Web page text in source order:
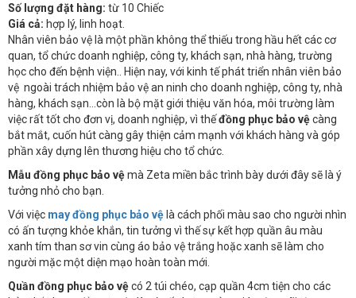
Số lượng đặt hàng: từ 10 Chiếc
Giá cả: hợp lý, linh hoạt.
Nhân viên bảo vệ là một phần không thể thiếu trong hầu hết các cơ
quan, tổ chức doanh nghiệp, công ty, khách sạn, nhà hàng, trường
học cho đến bệnh viện.. Hiện nay, với kinh tế phát triển nhân viên bảo
vệ ngoài trách nhiệm bảo vệ an ninh cho doanh nghiệp, công ty, nhà
hàng, khách sạn...còn là bộ mặt giới thiệu văn hóa, môi trường làm
việc rất tốt cho đơn vị, doanh nghiệp, vì thếđồng phục bảo vệcàng
bắt mắt, cuốn hút càng gây thiện cảm mạnh với khách hàng và góp
phần xây dựng lên thương hiệu cho tổ chức.
Mẫu đồng phục bảo vệmà Zeta miền bắc trình bày dưới đây sẽ là ý
tưởng nhỏ cho bạn.
Với việc may đồng phục bảo vệ là cách phối màu sao cho người nhìn
có ấn tượng khỏe khắn, tin tưởng vì thế sự kết hợp quần âu màu
xanh tím than sơ vin cùng áo bảo vệ trắng hoặc xanh sẽ làm cho
người mặc một diện mạo hoàn toàn mới.
Quần đồng phục bảo vệcó 2 túi chéo, cạp quần 4cm tiện cho các